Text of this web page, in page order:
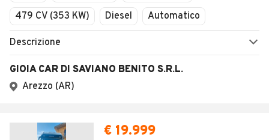
479 CV (353 KW)
Diesel Automatico
Descrizione
GIOIA CAR DI SAVIANO BENITO S.R.L.
Arezzo (AR)
€ 19.999